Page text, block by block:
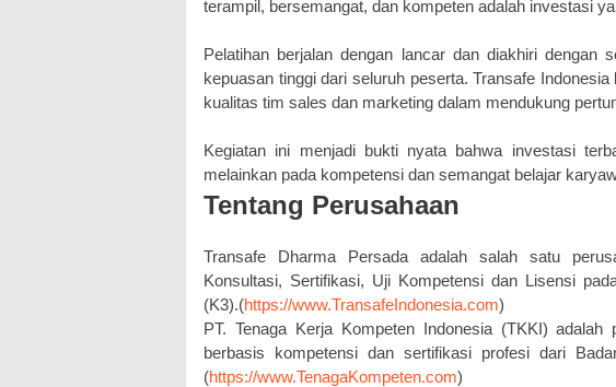
terampil, bersemangat, dan kompeten adalah investasi
Pelatihan berjalan dengan lancar dan diakhiri dengan
kepuasan tinggi dari seluruh peserta. Transafe
kualitas tim sales dan marketing dalam mendukung
Kegiatan ini menjadi bukti nyata bahwa investasi
melainkan pada kompetensi dan semangat belajar
Tentang Perusahaan
Transafe Dharma Persada adalah salah satu
Konsultasi, Sertifikasi, Uji Kompetensi dan Lisensi
(K3).(https://www.TransafeIndonesia.com)
PT. Tenaga Kerja Kompeten Indonesia (TKKI)
berbasis kompetensi dan sertifikasi profesi dari
(https://www.TenagaKompeten.com)